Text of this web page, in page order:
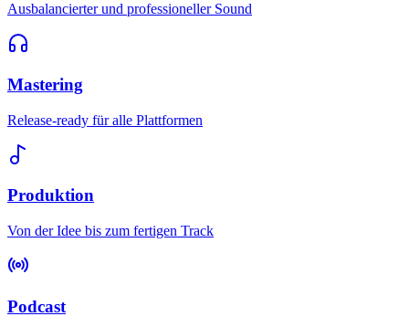
Ausbalancierter und professioneller Sound
Mastering
Release-ready für alle Plattformen
Produktion
Von der Idee bis zum fertigen Track
Podcast